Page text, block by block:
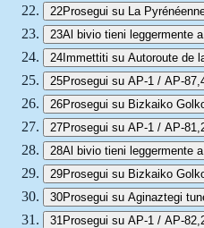
22Prosegui su La
23Al bivio tieni leggermente
24Immettiti su Autoroute de
25Prosegui su AP-1 / AP-8
26Prosegui su Bizkaiko
27Prosegui su AP-1 / AP-8
28Al bivio tieni leggermente
29Prosegui su Bizkaiko
30Prosegui su Aginaztegi
31 Prosegui su AP-1 / AP-8